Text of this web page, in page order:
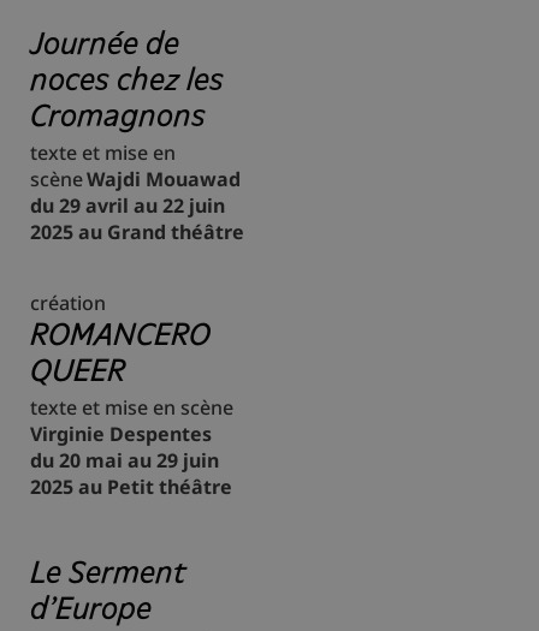
Journée de
noces chez les
Cromagnons
texte et mise en
scèneWajdi Mouawad
du 29 avril au 22 juin
2025 au Grand théâtre
création
ROMANCERO
QUEER
texte et mise en scène
Virginie Despentes
du 20 mai au 29 juin
2025 au Petit théâtre
Le Serment
d'Europe